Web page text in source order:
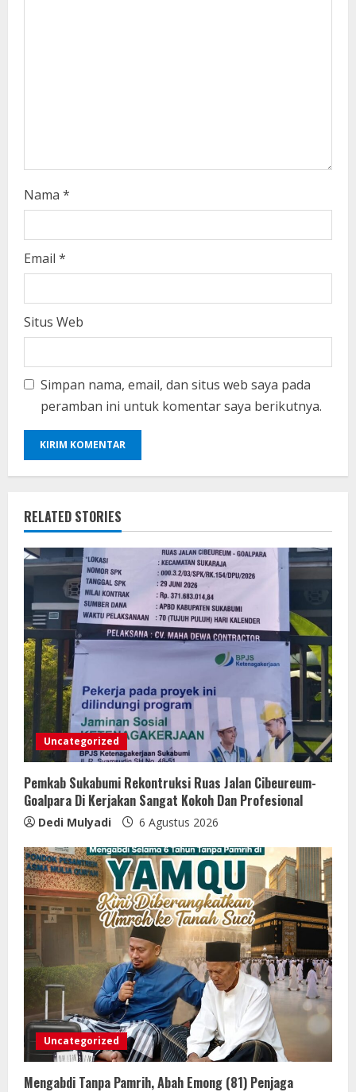
Nama *
Email *
Situs Web
Simpan nama, email, dan situs web saya pada
peramban ini untuk komentar saya berikutnya.
RELATED STORIES
Uncategorized
Pemkab Sukabumi Rekontruksi Ruas Jalan Cibeureum-
Goalpara Di Kerjakan Sangat Kokoh Dan Profesional
Dedi Mulyadi 6 Agustus 2026
Uncategorized
Mengabdi Tanpa Pamrih, Abah Emong (81) Penjaga